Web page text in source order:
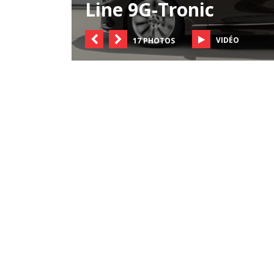
Line 9G-Tronic
17 PHOTOS VIDÉO